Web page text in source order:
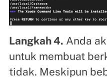
Langkah 4. Anda
untuk membuat
tidak. Meskipun